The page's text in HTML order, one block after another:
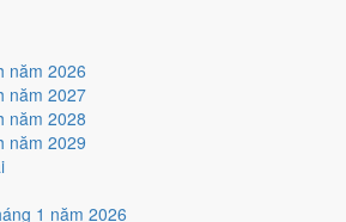
năm 2026
năm 2027
năm 2028
năm 2029
1 năm 2026
hôm nay ở
Phá, Ngày Hắc Đạo và Ngày Đại Hung
hôm nay ởmức xấu (2/10)